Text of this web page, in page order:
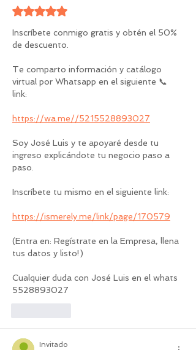
Obtuvo 5 de 5 estrellas.
Inscríbete conmigo gratis y obtén el 50%
de descuento.
Te comparto información y catálogo
virtual por Whatsapp en el siguiente 📞
link:
https://wa.me//5215528893027
Soy José Luis y te apoyaré desde tu
ingreso explicándote tu negocio paso a
paso.
Inscríbete tu mismo en el siguiente link:
https://ismerely.me/link/page/170579
(Entra en: Regístrate en la Empresa, llena
tus datos y listo!)
Cualquier duda con José Luis en el whats
5528893027
Invitado